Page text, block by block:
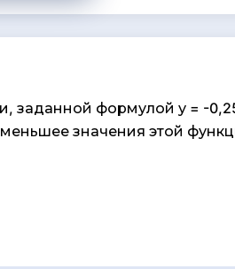
заданной формулой у = -
значения этой